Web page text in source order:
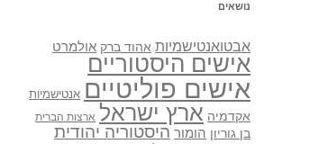
נושאים
אבטואנטישמיות אהוד ברק אולמרט
אישים היסטוריים
אישים פוליטיים אנטישמיות
אקדמיה ארץ ישראל ארצות הברית
בן גוריון הומור היסטוריה יהודית